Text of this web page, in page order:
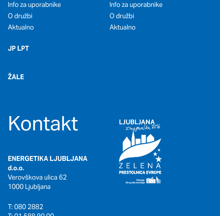
Info za uporabnike
O družbi
Aktualno
JP LPT
ŽALE
Info za uporabnike
O družbi
Aktualno
Kontakt
ENERGETIKA LJUBLJANA
d.o.o.
Verovškova ulica 62
1000 Ljubljana
T: 080 2882